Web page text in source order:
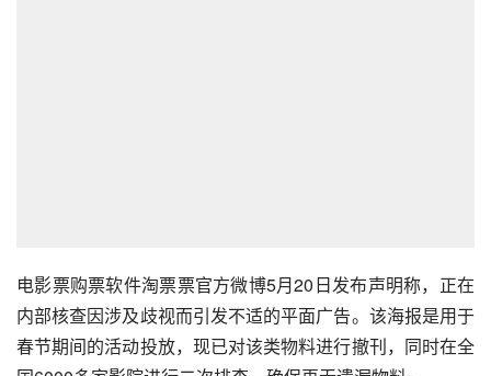
电影票购票软件淘票票官方微博5月20日发布声明称，正在
内部核查因涉及歧视而引发不适的平面广告。该海报是用于
春节期间的活动投放，现已对该类物料进行撤刊，同时在全